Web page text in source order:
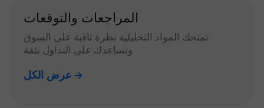
المراجعات والتوقعات
تمنحك المواد التحليلية نظرة ثاقبة على السوق
وتساعدك على التداول بثقة
عرض الكل